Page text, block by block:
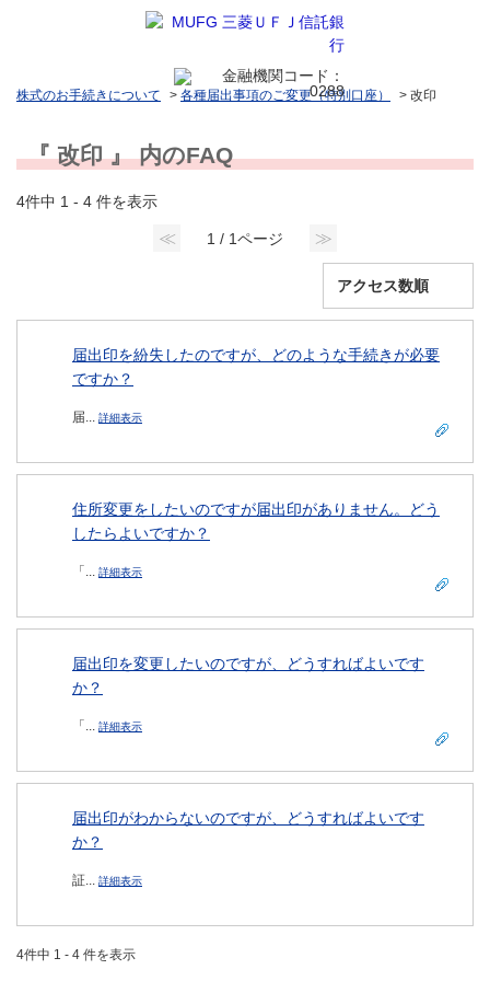
株式のお手続きについて > 各種届出事項のご変更（特別口座） > 改印
『 改印 』 内のFAQ
4件中 1 - 4 件を表示
≪ 1 / 1ページ ≫
届出印を紛失したのですが、どのような手続きが必要
ですか？
届... 詳細表示
住所変更をしたいのですが届出印がありません。どう
したらよいですか？
「... 詳細表示
届出印を変更したいのですが、どうすればよいです
か？
「... 詳細表示
届出印がわからないのですが、どうすればよいです
か？
証... 詳細表示
4件中 1 - 4 件を表示